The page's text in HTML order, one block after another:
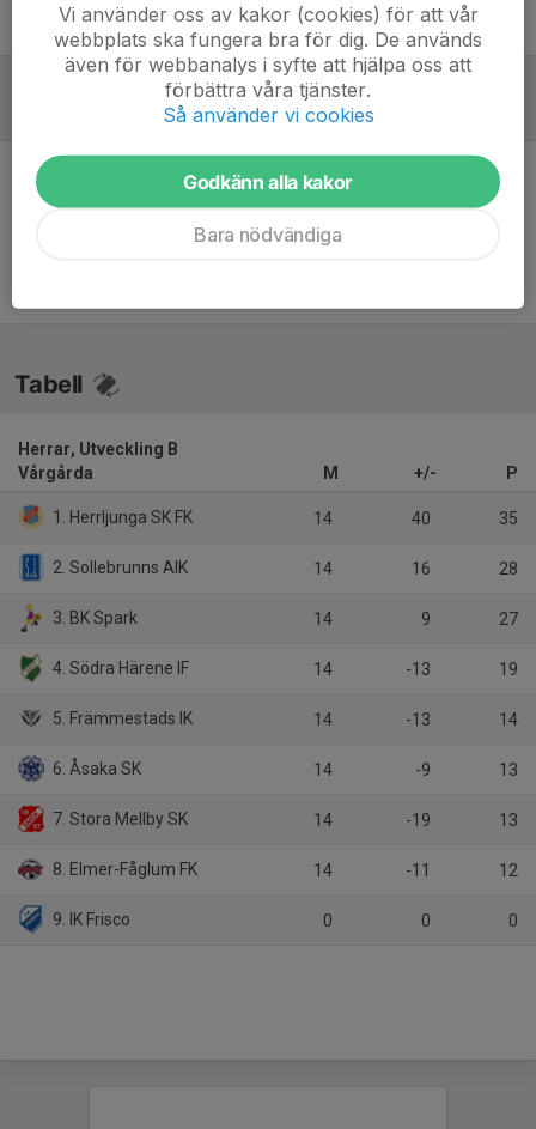
Johan GustafssonLedare
Inget referat skrivet
Tabell
Herrar, Utveckling B
Vårgårda
M +/- P
1. Herrljunga SK FK 14 40 35
2. Sollebrunns AIK 14 16 28
3. BK Spark 14 9 27
4. Södra Härene IF 14 -13 19
5. Främmestads IK 14 -13 14
6. Åsaka SK 14 -9 13
7. Stora Mellby SK 14 -19 13
8. Elmer-Fåglum FK 14 -11 12
9. IK Frisco 0 0 0
Vi använder oss av kakor (cookies) för att vår
webbplats ska fungera bra för dig. De används
även för webbanalys i syfte att hjälpa oss att
förbättra våra tjänster.
Så använder vi cookies
Godkänn alla kakor
Bara nödvändiga